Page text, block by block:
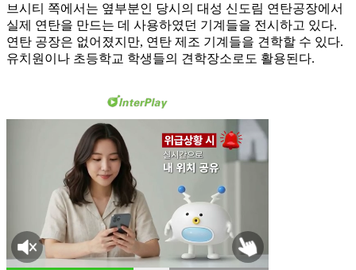
브시티 쪽에서는 옆부분인 당시의 대성 신도림 연탄공장에서
실제 연탄을 만드는 데 사용하였던 기계들을 전시하고 있다.
연탄 공장은 없어졌지만, 연탄 제조 기계들을 견학할 수 있다.
유치원이나 초등학교 학생들의 견학장소로도 활용된다.